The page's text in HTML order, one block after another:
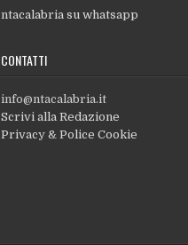
ntacalabria su whatsapp
CONTATTI
info@ntacalabria.it
Scrivi alla Redazione
Privacy & Police Cookie